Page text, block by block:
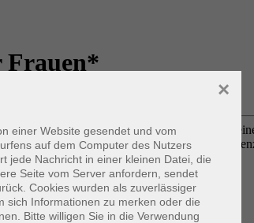
Frauen*
bringt. In diesem Workshop schaffen wir
zu verstehen, Worte für Bedürfnisse und
einer Website gesendet und vom
auf dem Computer des Nutzers
jede Nachricht in einer kleinen Datei, die
Seite vom Server anfordern, sendet
Cookies wurden als zuverlässiger
sich Informationen zu merken oder die
Bitte willigen Sie in die Verwendung
×